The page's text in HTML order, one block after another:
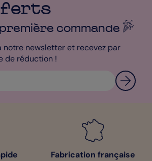
commande
notre newsletter et recevez par
de réduction !
Fabrication française